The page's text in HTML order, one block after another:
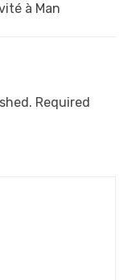
à Man
Required